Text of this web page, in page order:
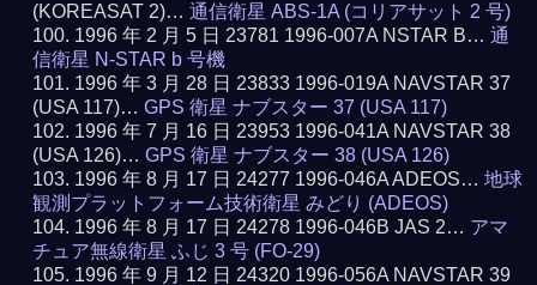
(KOREASAT 2)…通信衛星 ABS-1A (コリアサット 2 号)
1996 年 2 月 5 日 23781 1996-007A NSTAR B…通
信衛星 N-STAR b 号機
1996 年 3 月 28 日 23833 1996-019A NAVSTAR 37
(USA 117)…GPS 衛星 ナブスター 37 (USA 117)
1996 年 7 月 16 日 23953 1996-041A NAVSTAR 38
(USA 126)…GPS 衛星 ナブスター 38 (USA 126)
1996 年 8 月 17 日 24277 1996-046A ADEOS…地球
観測プラットフォーム技術衛星 みどり (ADEOS)
1996 年 8 月 17 日 24278 1996-046B JAS 2… アマ
チュア無線衛星 ふじ 3 号 (FO-29)
1996 年 9 月 12 日 24320 1996-056A NAVSTAR 39